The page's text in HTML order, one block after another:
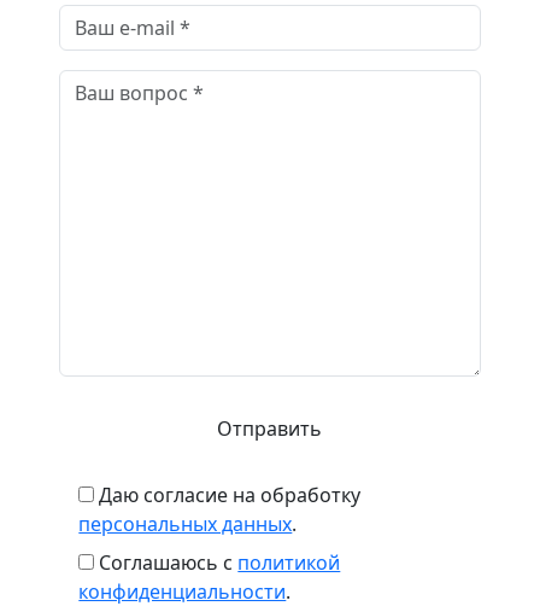
Даю согласие на обработку
персональных данных.
Соглашаюсь с политикой
конфиденциальности.